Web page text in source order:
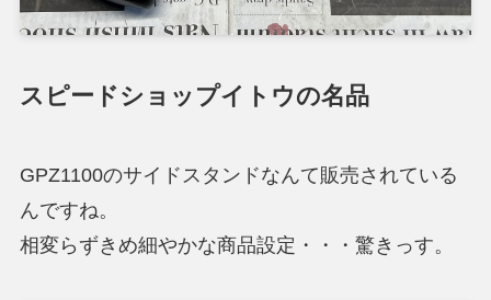
スピードショップイトウの名品
GPZ1100のサイドスタンドなんて販売されている
んですね。
相変らずきめ細やかな商品設定・・・驚きっす。